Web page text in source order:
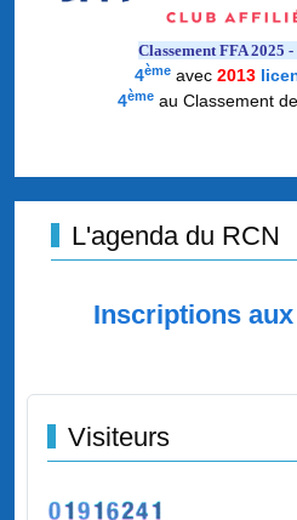
Classement FFA 2025 -
4èmeavec2013
4èmeau Classement
L'agenda du RCN
Inscriptions
Visiteurs